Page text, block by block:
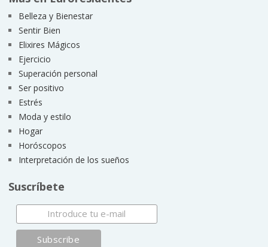
Belleza y Bienestar
Sentir Bien
Elixires Mágicos
Ejercicio
Superación personal
Ser positivo
Estrés
Moda y estilo
Hogar
Horóscopos
Interpretación de los sueños
Suscríbete